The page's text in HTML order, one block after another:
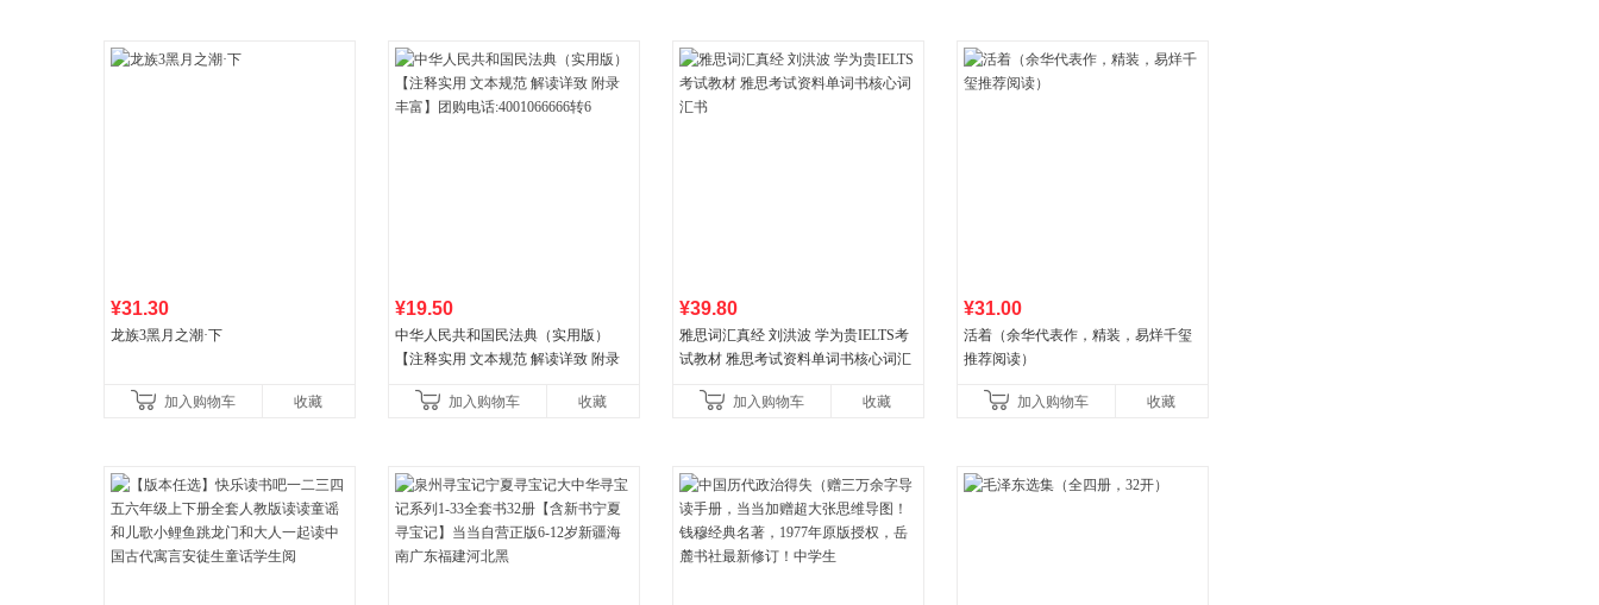
¥31.30
龙族3黑月之潮·下
加入购物车 收藏
¥19.50
中华人民共和国民法典（实用版）
【注释实用 文本规范 解读详致 附录
加入购物车
收藏
¥39.80
雅思词汇真经 刘洪波 学为贵IELTS考
试教材 雅思考试资料单词书核心词汇
加入购物车
收藏
¥31.00
活着（余华代表作，精装，易烊千玺
推荐阅读）
加入购物车 收藏